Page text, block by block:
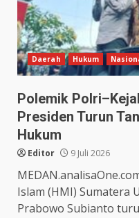
Daerah Hukum
Polemik
Presiden Turun
Hukum
Editor 9 Juli 2026
Islam (HMI) Sumatera
Prabowo Subianto